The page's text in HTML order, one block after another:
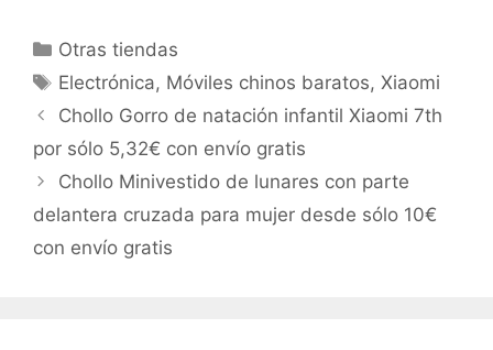
Categorías
Otras tiendas
Etiquetas
Electrónica, Móviles chinos baratos,Xiaomi
Chollo Gorro de natación infantil Xiaomi 7th
por sólo 5,32€ con envío gratis
Chollo Minivestido de lunares con parte
delantera cruzada para mujer desde sólo 10€
con envío gratis